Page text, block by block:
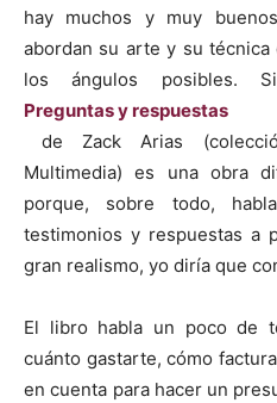
hay muchos y muy
abordan su arte y su
los ángulos posibles.
Preguntas y respuestas
de Zack Arias
Multimedia) es una obra
porque, sobre todo,
testimonios y respuestas a
gran realismo, yo diría que
El libro habla un poco de
cuánto gastarte, cómo
en cuenta para hacer un